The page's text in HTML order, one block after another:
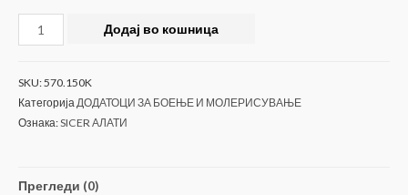
Рачка
за
cm/6mm
Додај во кошница
SKU:570.150K
КатегоријаДОДАТОЦИ ЗА БОЕЊЕ И МОЛЕРИСУВАЊЕ
Ознака:SICER АЛАТИ
Прегледи (0)